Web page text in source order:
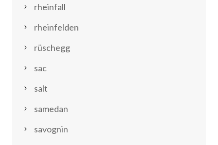
rheinfall
rheinfelden
rüschegg
sac
salt
samedan
savognin